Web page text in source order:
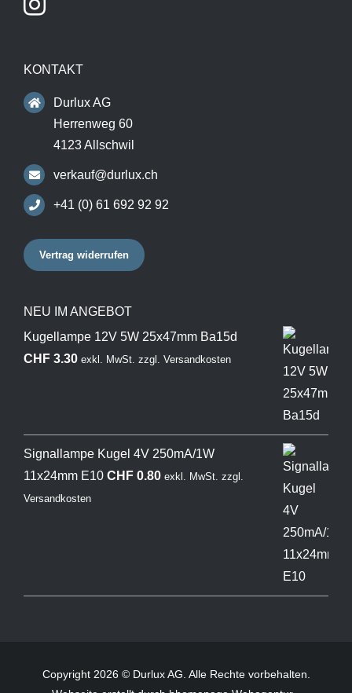
KONTAKT
Durlux AG
Herrenweg 60
4123 Allschwil
verkauf@durlux.ch
+41 (0) 61 692 92 92
Vertrag widerrufen
NEU IM ANGEBOT
Kugellampe 12V 5W 25x47mm Ba15d
CHF3.30 exkl. MwSt. zzgl. Versandkosten
Signallampe Kugel 4V 250mA/1W
11x24mm E10 CHF0.80 exkl. MwSt. zzgl.
Versandkosten
Copyright 2026 © Durlux AG. Alle Rechte vorbehalten.